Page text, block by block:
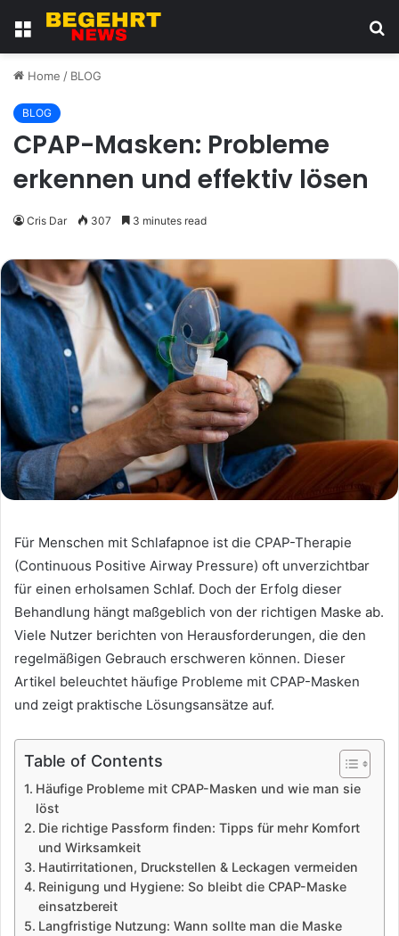
Menu
Home / BLOG
BLOG
CPAP-Masken: Probleme
erkennen und effektiv lösen
Cris Dar 307 3 minutes read
Für Menschen mit Schlafapnoe ist die CPAP-Therapie
(Continuous Positive Airway Pressure) oft unverzichtbar
für einen erholsamen Schlaf. Doch der Erfolg dieser
Behandlung hängt maßgeblich von der richtigen Maske ab.
Viele Nutzer berichten von Herausforderungen, die den
regelmäßigen Gebrauch erschweren können. Dieser
Artikel beleuchtet häufige Probleme mit CPAP-Masken
und zeigt praktische Lösungsansätze auf.
Table of Contents
Häufige Probleme mit CPAP-Masken und wie man sie
löst
Die richtige Passform finden: Tipps für mehr Komfort
und Wirksamkeit
Hautirritationen, Druckstellen & Leckagen vermeiden
Reinigung und Hygiene: So bleibt die CPAP-Maske
einsatzbereit
Langfristige Nutzung: Wann sollte man die Maske